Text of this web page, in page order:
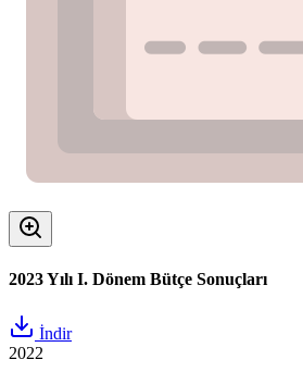
2023 Yılı I. Dönem Bütçe Sonuçları
İndir
2022